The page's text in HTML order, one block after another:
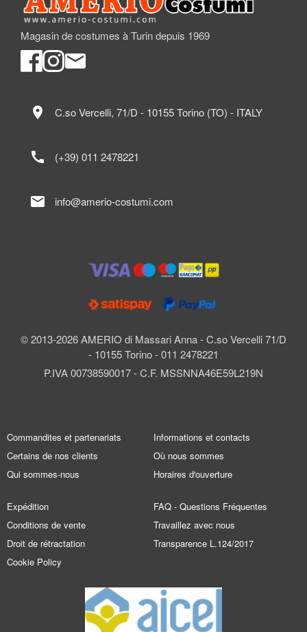
Magasin de costumes à Turin depuis 1969
© 2013-2026 AMERIO di Massari Anna - C.so Vercelli 71/D
- 10155 Torino - 011 2478221
P.IVA 00738590017 - C.F. MSSNNA46E59L219N
location_on C.so Vercelli, 71/D - 10155 Torino (TO) - ITALY
call (+39) 011 2478221
mail info@amerio-costumi.com
Commandites et partenariats
Certains de nos clients
Qui sommes-nous
Informations et contacts
Où nous sommes
Horaires d'ouverture
Expédition
Conditions de vente
Droit de rétractation
Cookie Policy
FAQ - Questions Fréquentes
Travaillez avec nous
Transparence L.124/2017